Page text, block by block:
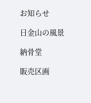
お知らせ
日金山の風景
納骨堂
販売区画